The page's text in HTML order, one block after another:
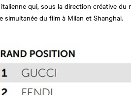
qui, sous la direction créative
simultanée du film à Milan et Shanghai.